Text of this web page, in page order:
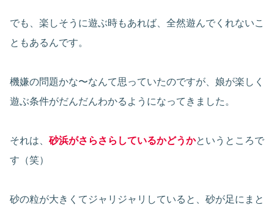
でも、楽しそうに遊ぶ時もあれば、全然遊んでくれないこ
ともあるんです。
機嫌の問題かな〜なんて思っていたのですが、娘が楽しく
遊ぶ条件がだんだんわかるようになってきました。
それは、 砂浜がさらさらしているかどうかというところで
す（笑）
砂の粒が大きくてジャリジャリしていると、砂が足にまと